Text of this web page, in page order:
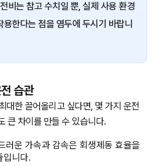
비는 참고 수치일 뿐, 실제 사용 환경
한다는 점을 염두에 두시기 바랍니
습관
대한 끌어올리고 싶다면, 몇 가지 운전
큰 차이를 만들 수 있습니다.
러운 가속과 감속은 회생제동 효율을
입니다.